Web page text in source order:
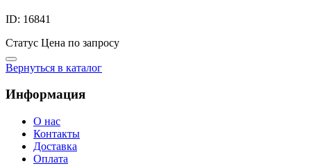
ID: 16841
Статус Цена по запросу
Вернуться в каталог
Информация
О нас
Контакты
Доставка
Оплата